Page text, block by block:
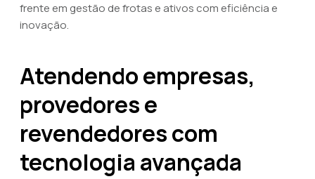
frente em gestão de frotas e ativos com eficiência e
inovação.
Atendendo empresas,
provedores e
revendedores com
tecnologia avançada